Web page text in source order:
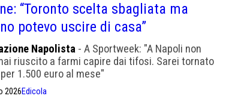
“Toronto scelta sbagliata ma
potevo uscire di casa”
Napolista - A Sportweek: "A Napoli non
riuscito a farmi capire dai tifosi. Sarei tornato
1.500 euro al mese"
2026Edicola